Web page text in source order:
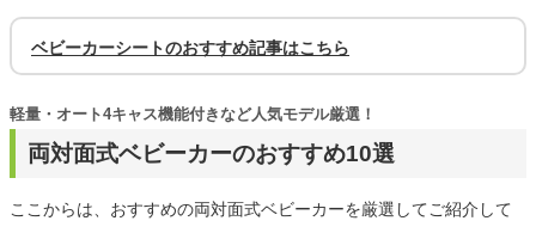
ベビーカーシートのおすすめ記事はこちら
両対面式ベビーカーのおすすめ10選
軽量・オート4キャス機能付きなど人気モデル厳選！
ここからは、おすすめの両対面式ベビーカーを厳選してご紹介して